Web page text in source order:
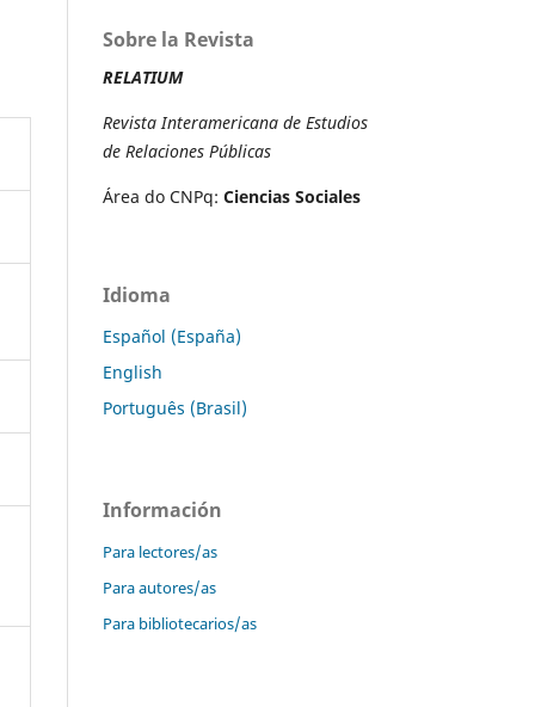
Sobre la Revista
RELATIUM
Revista Interamericana de Estudios
de Relaciones Públicas
Área do CNPq: Ciencias Sociales
Idioma
Español (España)
English
Português (Brasil)
Información
Para lectores/as
Para autores/as
Para bibliotecarios/as